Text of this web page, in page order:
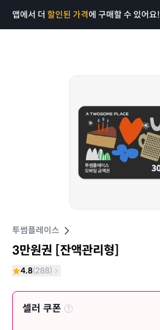
앱에서 더 할인된 가격에 구매할 수 있어요!
투썸플레이스
3만원권 [잔액관리형]
4.8(288)
셀러 쿠폰